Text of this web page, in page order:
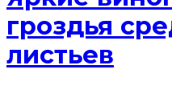
гроздья
листьев